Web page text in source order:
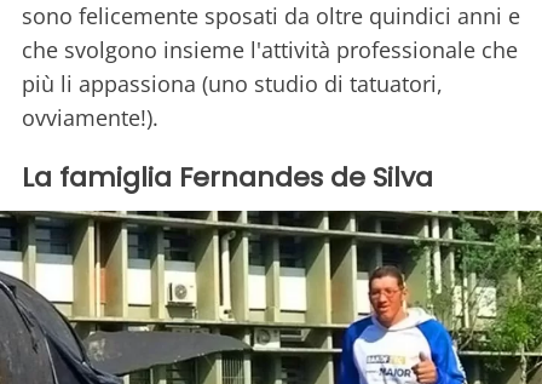
sono felicemente sposati da oltre quindici anni e
che svolgono insieme l'attività professionale che
più li appassiona (uno studio di tatuatori,
ovviamente!).
La famiglia Fernandes de Silva